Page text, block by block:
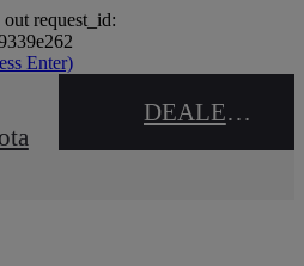
request_id:
Enter)
DEALER NAME